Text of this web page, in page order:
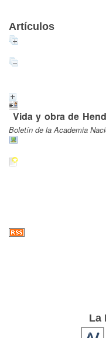
Artículos
Vida y obra de
Boletín de la Academia
La